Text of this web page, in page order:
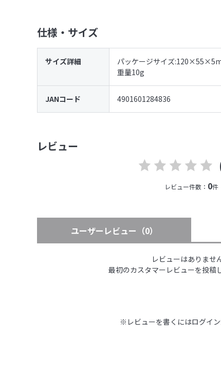
仕様・サイズ
サイズ詳細
パッケージサイズ
重量10g
JANコード 4901601284836
レビュー
レビュー件数： 0件
ユーザーレビュー （0）
レビューはありませ
最初のカスタマーレビューを投稿
※レビューを書くにはログイン